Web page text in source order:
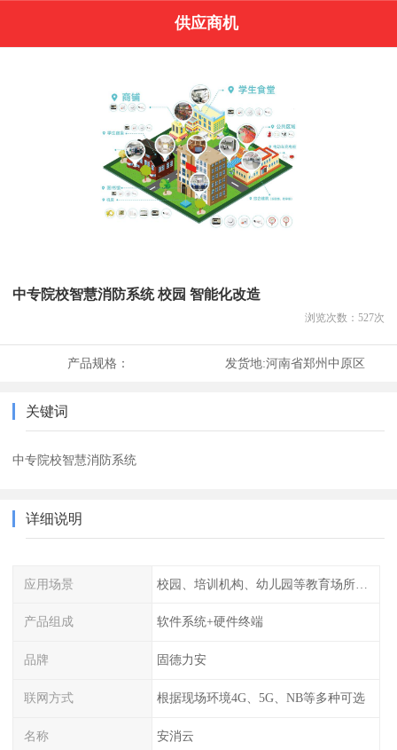
供应商机
中专院校智慧消防系统 校园 智能化改造
浏览次数： 527次
产品规格： 发货地:河南省郑州中原区
关键词
中专院校智慧消防系统
详细说明
应用场景 校园、培训机构、幼儿园等教育场所人员密集场所消防安全监控管理系统
产品组成 软件系统+硬件终端
品牌 固德力安
联网方式 根据现场环境4G、5G、NB等多种可选
名称 安消云